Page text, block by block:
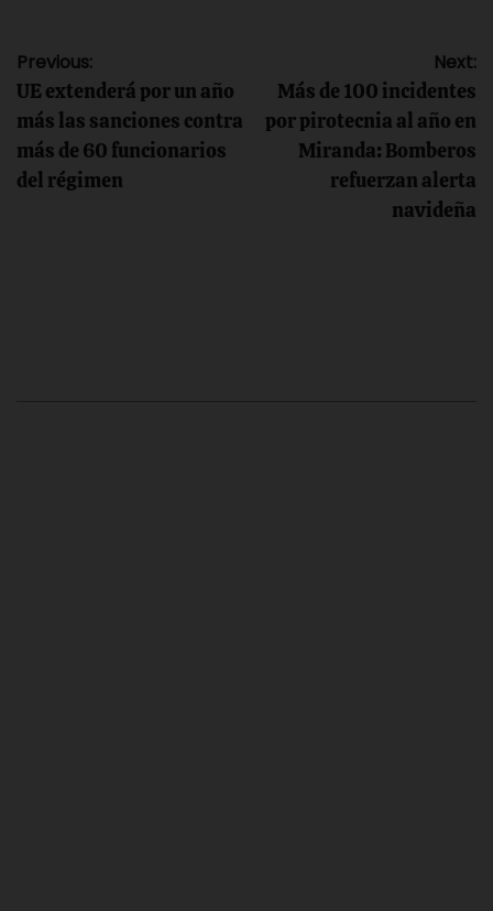
Navegación
de
entradas
Previous:
UE extenderá por un año
más las sanciones contra
más de 60 funcionarios
del régimen
Next:
Más de 100 incidentes
por pirotecnia al año en
Miranda: Bomberos
refuerzan alerta
navideña